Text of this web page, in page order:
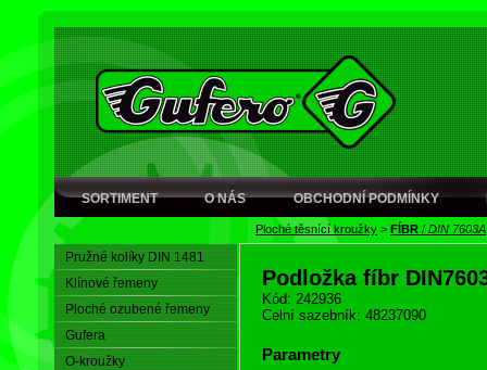
SORTIMENT O NÁS OBCHODNÍ PODMÍNKY
Ploché těsnící kroužky > FÍBR / DIN 7603A
Pružné kolíky DIN 1481
Klínové řemeny
Ploché ozubené řemeny
Gufera
O-kroužky
Podložka fíbr
Kód: 242936
Celní sazebník: 48237090
Parametry